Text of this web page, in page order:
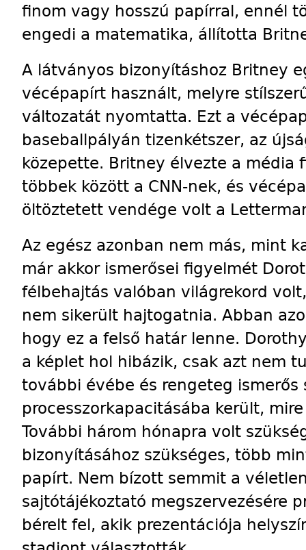
finom vagy hosszú papírral, ennél
engedi a matematika, állította
A látványos bizonyításhoz Britney
vécépapírt használt, melyre
változatát nyomtatta. Ezt a
baseballpályán tizenkétszer, az
közepette. Britney élvezte a
többek között a CNN-nek, és
öltöztetett vendége volt a
Az egész azonban nem más, mint
már akkor ismerősei figyelmét
félbehajtás valóban világrekord
nem sikerült hajtogatnia. Abban
hogy ez a felső határ lenne.
a képlet hol hibázik, csak azt nem
további évébe és rengeteg ismerős
processzorkapacitásába került,
További három hónapra volt
bizonyításához szükséges, több
papírt. Nem bízott semmit a
sajtótájékoztató megszervezésére
bérelt fel, akik prezentációja